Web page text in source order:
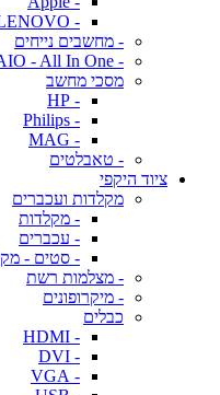
- LENOVO
- מחשבים נייחים
- AIO - All In One
מסכי מחשב
- HP
- Philips
- MAG
- טאבלטים
ציוד היקפי
מקלדות ועכברים
- מקלדות
- עכברים
- סטים -
- מצלמות רשת
- מיקרופונים
כבלים
- HDMI
- DVI
- VGA